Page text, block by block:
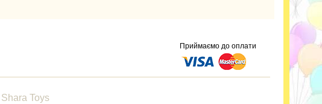
Приймаємо до оплати
Toys